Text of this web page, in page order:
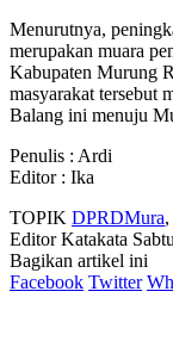
Menurutnya,
merupakan muara
Kabupaten Murung
masyarakat tersebut
Balang ini menuju
Penulis : Ardi
Editor : Ika
TOPIK DPRDMura,
Editor Katakata
Bagikan artikel ini
Facebook Twitter